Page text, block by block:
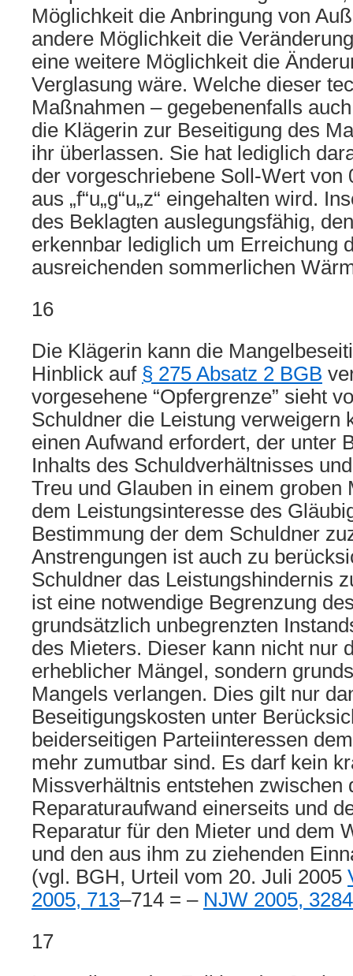
Möglichkeit die Anbringung von
andere Möglichkeit die
eine weitere Möglichkeit die
Verglasung wäre. Welche dieser
Maßnahmen – gegebenenfalls
die Klägerin zur Beseitigung des
ihr überlassen. Sie hat lediglich
der vorgeschriebene Soll-Wert von
aus „f“u„g“u„z“ eingehalten wird.
des Beklagten auslegungsfähig,
erkennbar lediglich um Erreichung
ausreichenden sommerlichen
16
Die Klägerin kann die
Hinblick auf § 275 Absatz 2 BGB
vorgesehene “Opfergrenze” sieht
Schuldner die Leistung verweigern
einen Aufwand erfordert, der unter
Inhalts des Schuldverhältnisses
Treu und Glauben in einem groben
dem Leistungsinteresse des
Bestimmung der dem Schuldner
Anstrengungen ist auch zu
Schuldner das Leistungshindernis
ist eine notwendige Begrenzung
grundsätzlich unbegrenzten
des Mieters. Dieser kann nicht nur
erheblicher Mängel, sondern
Mangels verlangen. Dies gilt nur
Beseitigungskosten unter
beiderseitigen Parteiinteressen
mehr zumutbar sind. Es darf kein
Missverhältnis entstehen zwischen
Reparaturaufwand einerseits und
Reparatur für den Mieter und dem
und den aus ihm zu ziehenden
(vgl. BGH, Urteil vom 20. Juli 2005
2005, 713–714 = – NJW 2005, 3284
17